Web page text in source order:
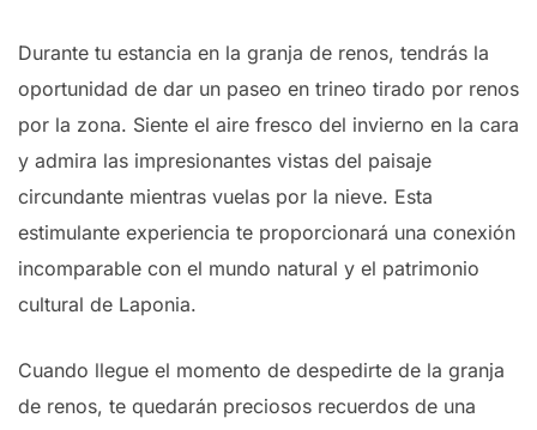
Durante tu estancia en la granja de renos, tendrás la
oportunidad de dar un paseo en trineo tirado por renos
por la zona. Siente el aire fresco del invierno en la cara
y admira las impresionantes vistas del paisaje
circundante mientras vuelas por la nieve. Esta
estimulante experiencia te proporcionará una conexión
incomparable con el mundo natural y el patrimonio
cultural de Laponia.
Cuando llegue el momento de despedirte de la granja
de renos, te quedarán preciosos recuerdos de una